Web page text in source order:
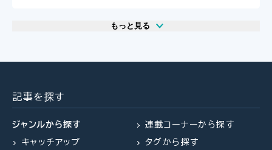
もっと見る
したい！老後資金は大丈夫？
FP・専門家に聞く
と株価評価・特例措置の行方(山田
&パートナーズ 宇田川氏、金沢
氏、西内氏)
え・リノベがより円滑に
FPトレンドウォッチ
記事を探す
ジャンルから探す
キャッチアップ
連載コーナーから探す
タグから探す